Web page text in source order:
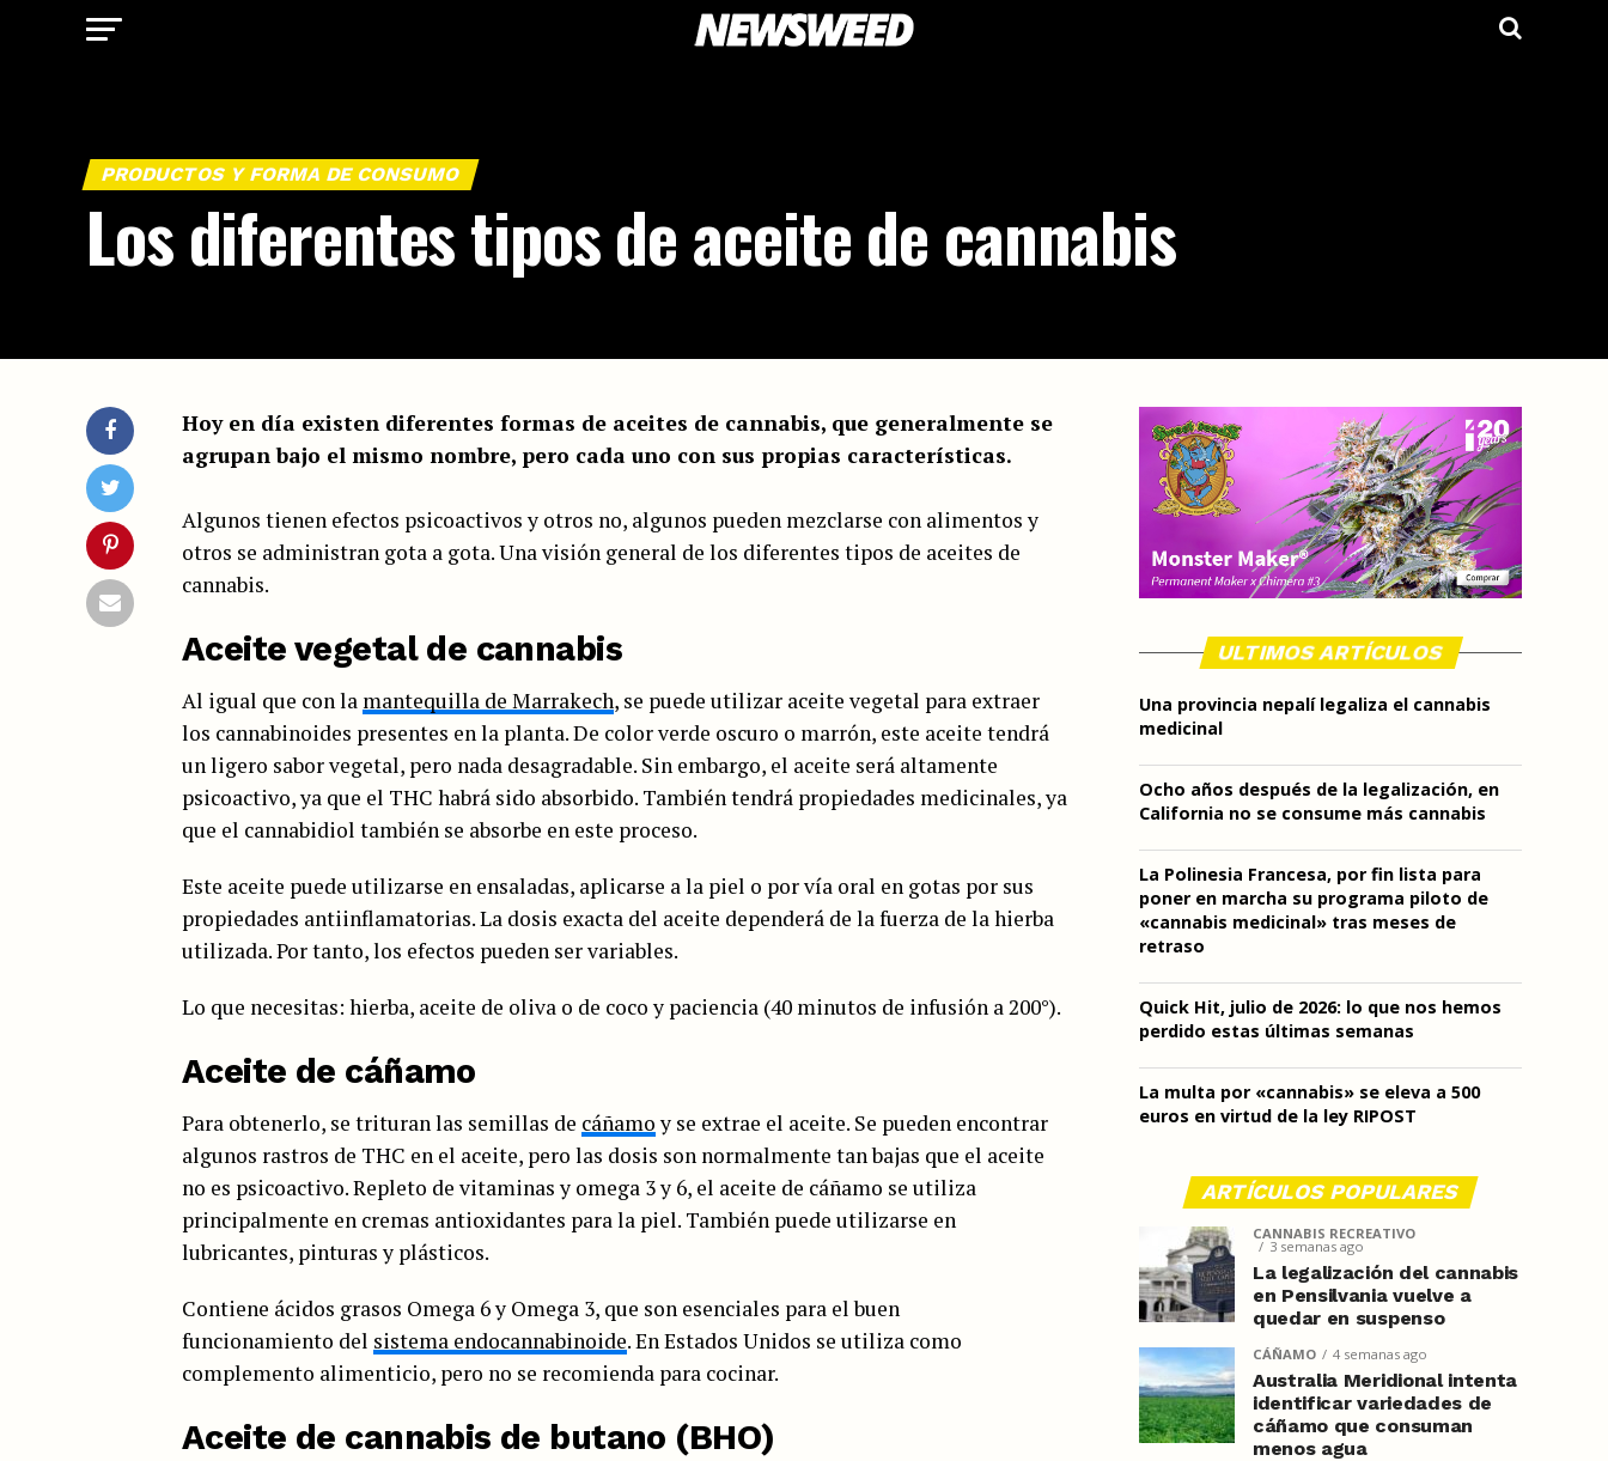
PRODUCTOS Y FORMA DE CONSUMO
Los diferentes tipos de aceite de cannabis
Hoy en día existen diferentes formas de aceites de cannabis, que generalmente se
agrupan bajo el mismo nombre, pero cada uno con sus propias características.
Algunos tienen efectos psicoactivos y otros no, algunos pueden mezclarse con alimentos y
otros se administran gota a gota. Una visión general de los diferentes tipos de aceites de
cannabis.
Aceite vegetal de cannabis
Al igual que con la mantequilla de Marrakech, se puede utilizar aceite vegetal para extraer
los cannabinoides presentes en la planta. De color verde oscuro o marrón, este aceite tendrá
un ligero sabor vegetal, pero nada desagradable. Sin embargo, el aceite será altamente
psicoactivo, ya que el THC habrá sido absorbido. También tendrá propiedades medicinales, ya
que el cannabidiol también se absorbe en este proceso.
Este aceite puede utilizarse en ensaladas, aplicarse a la piel o por vía oral en gotas por sus
propiedades antiinflamatorias. La dosis exacta del aceite dependerá de la fuerza de la hierba
utilizada. Por tanto, los efectos pueden ser variables.
Lo que necesitas: hierba, aceite de oliva o de coco y paciencia (40 minutos de infusión a 200°).
Aceite de cáñamo
Para obtenerlo, se trituran las semillas de cáñamoy se extrae el aceite. Se pueden encontrar
algunos rastros de THC en el aceite, pero las dosis son normalmente tan bajas que el aceite
no es psicoactivo. Repleto de vitaminas y omega 3 y 6, el aceite de cáñamo se utiliza
principalmente en cremas antioxidantes para la piel. También puede utilizarse en
lubricantes, pinturas y plásticos.
Contiene ácidos grasos Omega 6 y Omega 3, que son esenciales para el buen
funcionamiento del sistema endocannabinoide. En Estados Unidos se utiliza como
complemento alimenticio, pero no se recomienda para cocinar.
Aceite de cannabis de butano (BHO)
ULTIMOS ARTÍCULOS
Una provincia nepalí legaliza el cannabis
medicinal
Ocho años después de la legalización, en
California no se consume más cannabis
La Polinesia Francesa, por fin lista para
poner en marcha su programa piloto de
«cannabis medicinal» tras meses de
retraso
Quick Hit, julio de 2026: lo que nos hemos
perdido estas últimas semanas
La multa por «cannabis» se eleva a 500
euros en virtud de la ley RIPOST
ARTÍCULOS POPULARES
CANNABIS RECREATIVO
3 semanas ago
La legalización del cannabis
en Pensilvania vuelve a
quedar en suspenso
CÁÑAMO 4 semanas ago
Australia Meridional intenta
identificar variedades de
cáñamo que consuman
menos agua